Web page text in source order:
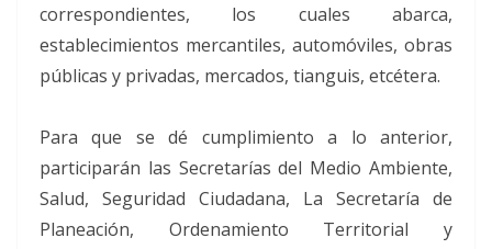
correspondientes, los cuales abarca,
establecimientos mercantiles, automóviles, obras
públicas y privadas, mercados, tianguis, etcétera.
Para que se dé cumplimiento a lo anterior,
participarán las Secretarías del Medio Ambiente,
Salud, Seguridad Ciudadana, La Secretaría de
Planeación, Ordenamiento Territorial y